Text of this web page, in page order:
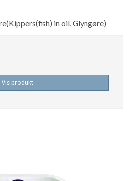
in oil, Glyngøre)
Vis produkt